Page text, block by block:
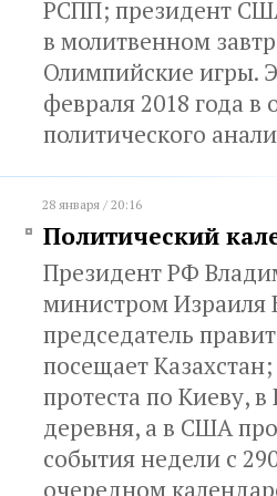
РСПП; президент
в молитвенном
Олимпийские игры.
февраля 2018 года
политического
28 января / 20:16
Политический
Президент РФ
министром Израиля
председатель
посещает
протеста по Киеву,
деревня, а в США
события недели с
очередном